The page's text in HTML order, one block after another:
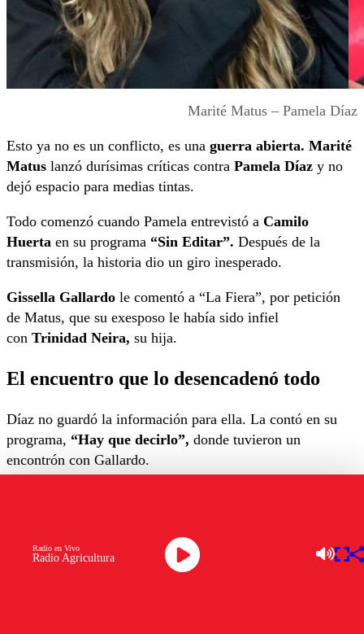
Marité Matus – Pamela Díaz
Esto ya no es un conflicto, es una guerra abierta. Marité
Matus lanzó durísimas críticas contra Pamela Díaz y no
dejó espacio para medias tintas.
Todo comenzó cuando Pamela entrevistó a Camilo
Huerta en su programa “Sin Editar”. Después de la
transmisión, la historia dio un giro inesperado.
Gissella Gallardo le comentó a “La Fiera”, por petición
de Matus, que su exesposo le había sido infiel
con Trinidad Neira, su hija.
El encuentro que lo desencadenó todo
Díaz no guardó la información para ella. La contó en su
programa, “Hay que decirlo”, donde tuvieron un
encontrón con Gallardo.
La primera la acusó de amenazarla. La segunda respondió
Radio Agricultura
Radio en Vivo